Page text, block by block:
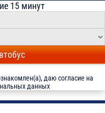
15 минут
даю согласие на
данных